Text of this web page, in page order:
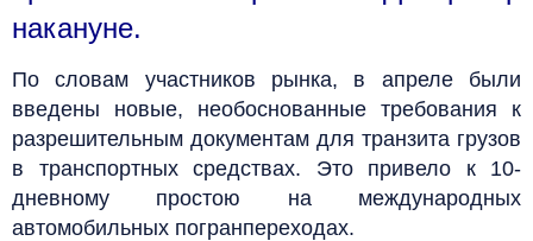
накануне.
По словам участников рынка, в апреле были
введены новые, необоснованные требования к
разрешительным документам для транзита грузов
в транспортных средствах. Это привело к 10-
дневному простою на международных
автомобильных погранпереходах.